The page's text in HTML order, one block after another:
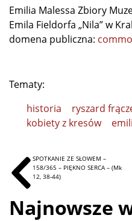
Emilia Malessa Zbiory
Emila Fieldorfa „Nila” w
domena publiczna:
Tematy:
historia
ryszard
kobiety z kresów
SPOTKANIE ZE SŁOWEM –
158/365 – PIĘKNO SERCA – (Mk
12, 38-44)
Najnowsze